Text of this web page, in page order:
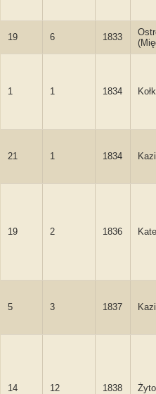
19 6 1833
1 1 1834
21 1 1834
19 2 1836
5 3 1837
14 12 1838